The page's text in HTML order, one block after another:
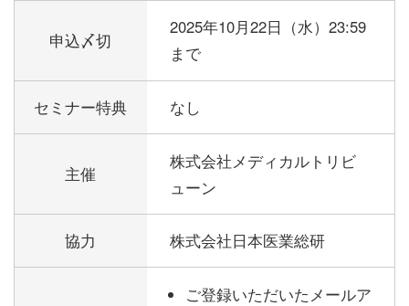
申込〆切
2025年10月22日（水）23:59
まで
セミナー特典 なし
主催
株式会社メディカルトリビ
ューン
協力 株式会社日本医業総研
ご登録いただいたメールア